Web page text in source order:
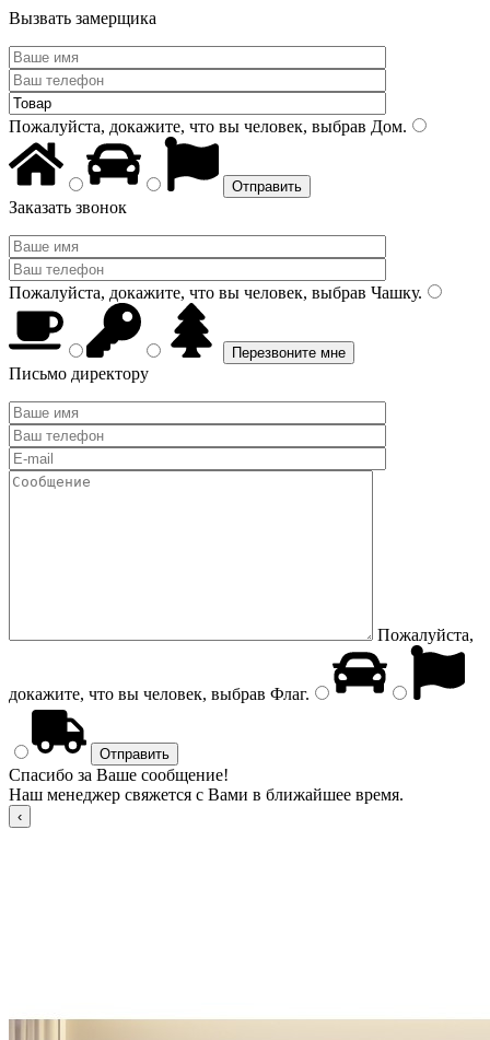
Вызвать замерщика
Пожалуйста, докажите, что вы человек, выбрав Дом.
Заказать звонок
Пожалуйста, докажите, что вы человек, выбрав Чашку.
Письмо директору
Пожалуйста,
докажите, что вы человек, выбрав Флаг.
Спасибо за Ваше сообщение!
Наш менеджер свяжется с Вами в ближайшее время.